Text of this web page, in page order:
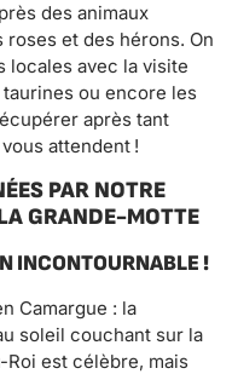
des animaux
roses et des hérons. On
locales avec la visite
ou encore les
après tant
attendent !
PAR NOTRE
GRANDE-MOTTE
INCONTOURNABLE !
Camargue : la
soleil couchant sur la
Roi est célèbre, mais